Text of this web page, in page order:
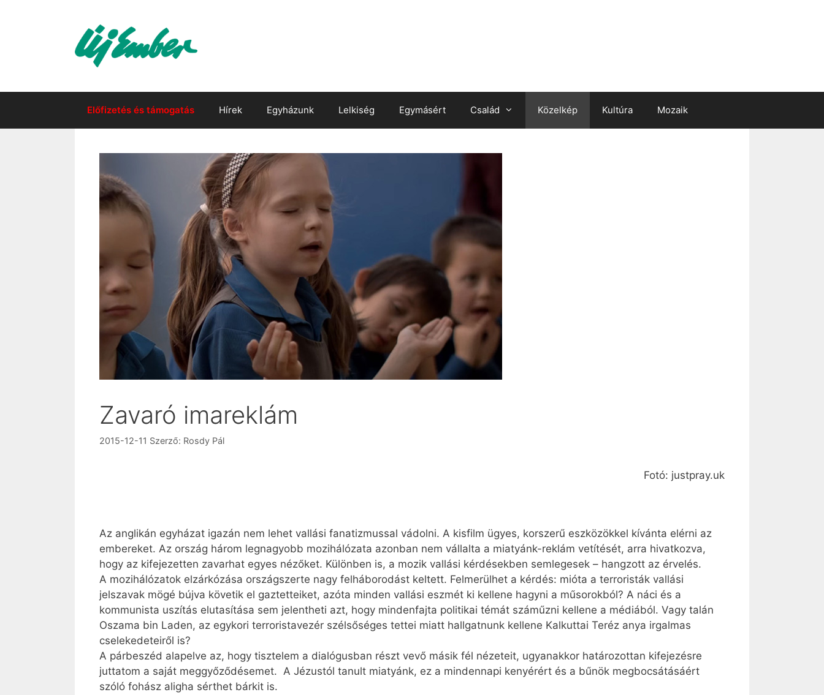
Előfizetés és támogatás Hírek Egyházunk Lelkiség Egymásért Család Közelkép Kultúra Mozaik
Zavaró imareklám
2015-12-11 Szerző: Rosdy Pál
Fotó: justpray.uk
Az anglikán egyházat igazán nem lehet vallási fanatizmussal vádolni. A kisfilm ügyes, korszerű eszközökkel kívánta elérni az
embereket. Az ország három legnagyobb mozihálózata azonban nem vállalta a miatyánk-reklám vetítését, arra hivatkozva,
hogy az kifejezetten zavarhat egyes nézőket. Különben is, a mozik vallási kérdésekben semlegesek – hangzott az érvelés.
A mozihálózatok elzárkózása országszerte nagy felháborodást keltett. Felmerülhet a kérdés: mióta a terroristák vallási
jelszavak mögé bújva követik el gaztetteiket, azóta minden vallási eszmét ki kellene hagyni a műsorokból? A náci és a
kommunista uszítás elutasítása sem jelentheti azt, hogy mindenfajta politikai témát száműzni kellene a médiából. Vagy talán
Oszama bin Laden, az egykori terroristavezér szélsőséges tettei miatt hallgatnunk kellene Kalkuttai Teréz anya irgalmas
cselekedeteiről is?
A párbeszéd alapelve az, hogy tisztelem a dialógusban részt vevő másik fél nézeteit, ugyanakkor határozottan kifejezésre
juttatom a saját meggyőződésemet. A Jézustól tanult miatyánk, ez a mindennapi kenyérért és a bűnök megbocsátásáért
szóló fohász aligha sérthet bárkit is.